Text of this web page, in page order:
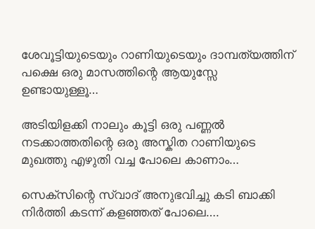
ശേവൂട്ടിയുടെയും റാണിയുടെയും ദാമ്പത്യത്തിന്
പക്ഷെ ഒരു മാസത്തിന്റെ ആയുസ്സേ
ഉണ്ടായുള്ളൂ…
അടിയിളക്കി നാലും കൂട്ടി ഒരു പണ്ണൽ
നടക്കാത്തതിന്റെ ഒരു അസ്കിത റാണിയുടെ
മുഖത്തു എഴുതി വച്ച പോലെ കാണാം…
സെക്സിന്റെ സ്വാദ് അനുഭവിച്ചു കടി ബാക്കി
നിർത്തി കടന്ന് കളഞ്ഞത് പോലെ….